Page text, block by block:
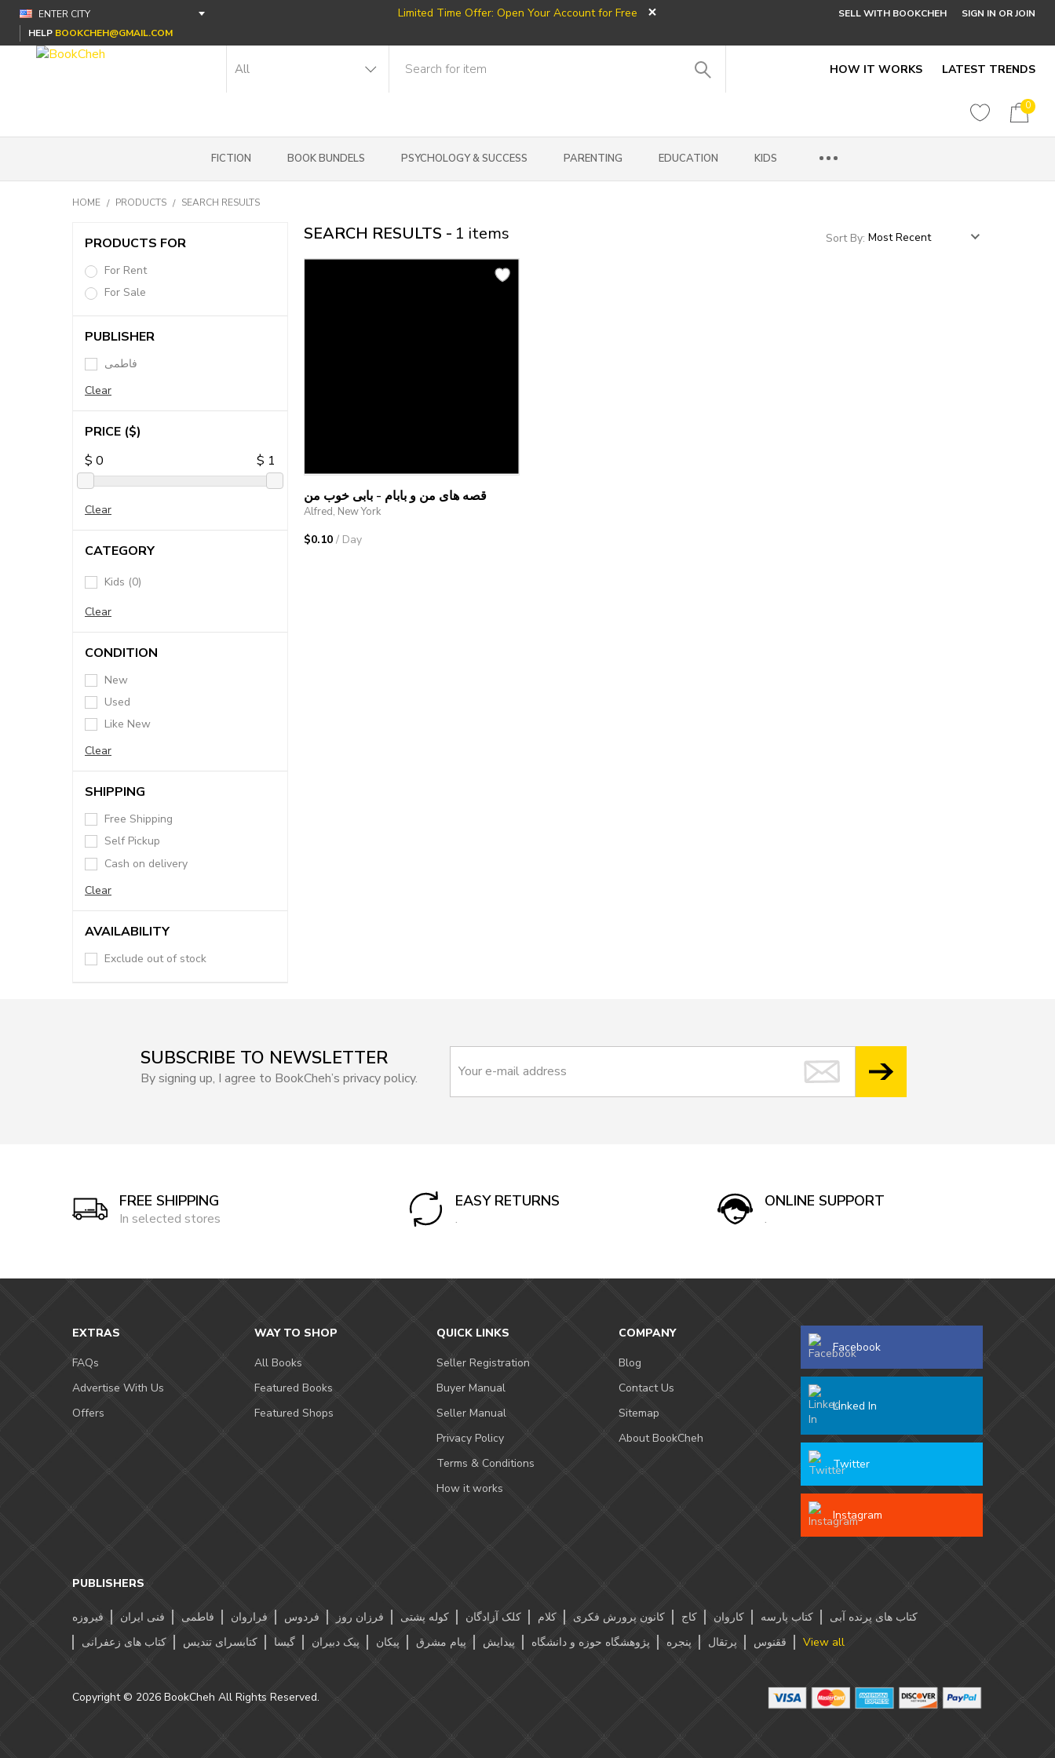
HELP BOOKCHEH@GMAIL.COM
Limited Time Offer: Open Your Account for Free × SELL WITH BOOKCHEH SIGN IN OR JOIN
HOW IT WORKS LATEST TRENDS
0
FICTION BOOK BUNDELS PSYCHOLOGY & SUCCESS PARENTING EDUCATION KIDS
HOME PRODUCTS SEARCH RESULTS
PRODUCTS FOR
For Rent
For Sale
PUBLISHER
فاطمی
Clear
PRICE ($)
$ 0 $ 1
Clear
CATEGORY
Kids (0)
Clear
CONDITION
New
Used
Like New
Clear
SHIPPING
Free Shipping
Self Pickup
Cash on delivery
Clear
AVAILABILITY
Exclude out of stock
SEARCH RESULTS - 1 items Sort By:
قصه های من و بابام - بابی خوب من
Alfred, New York
$0.10 / Day
SUBSCRIBE TO NEWSLETTER
By signing up, I agree to BookCheh’s privacy policy.
FREE SHIPPING
In selected stores
EASY RETURNS
.
ONLINE SUPPORT
.
EXTRAS
FAQs
Advertise With Us
Offers
WAY TO SHOP
All Books
Featured Books
Featured Shops
QUICK LINKS
Seller Registration
Buyer Manual
Seller Manual
Privacy Policy
Terms & Conditions
How it works
COMPANY
Blog
Contact Us
Sitemap
About BookCheh
Facebook
Linked In
Twitter
Instagram
PUBLISHERS
فیروزه فنی ایران فاطمی فراروان فردوس فرزان روز کوله پشتی کلک آزادگان کلام کانون پرورش فکری کاج کاروان کتاب پارسه
کتاب های پرنده آبی
کتاب های زعفرانی
کتابسرای تندیس گیسا پیک دبیران پیکان پیام مشرق پیدایش پژوهشگاه حوزه و دانشگاه پنجره پرتقال ققنوس View all
Copyright © 2026 BookCheh All Rights Reserved.